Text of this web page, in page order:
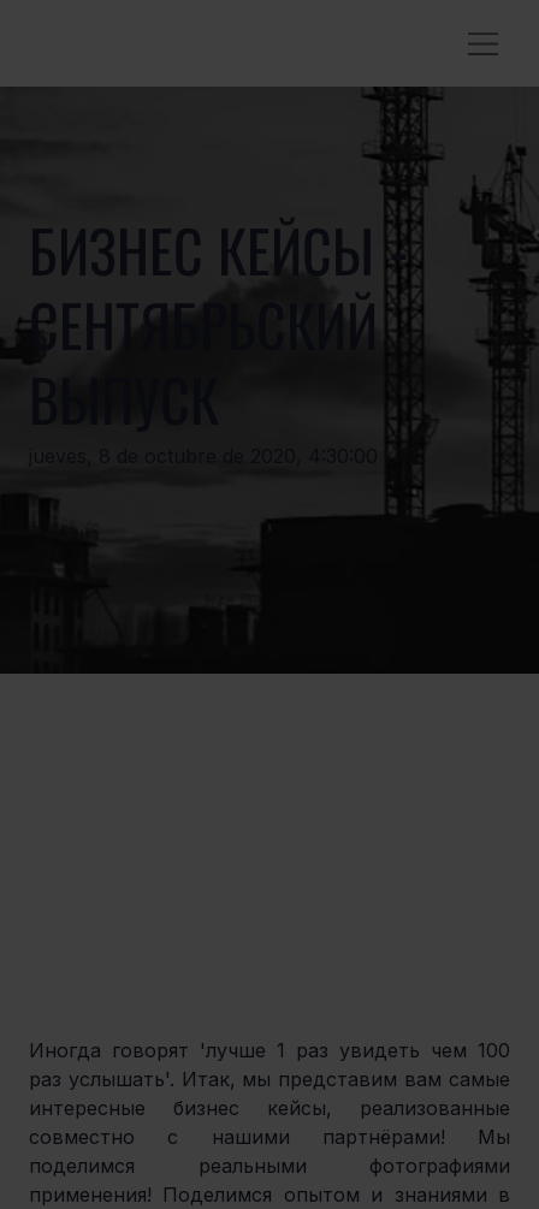
БИЗНЕС КЕЙСЫ -
СЕНТЯБРЬСКИЙ
jueves, 8 de octubre de 2020, 4:30:00 UTC
Иногда говорят 'лучше 1 раз увидеть чем 100
раз услышать'. Итак, мы представим вам самые
интересные бизнес кейсы, реализованные
совместно с нашими партнёрами! Мы
поделимся реальными фотографиями
применения! Поделимся опытом и знаниями в